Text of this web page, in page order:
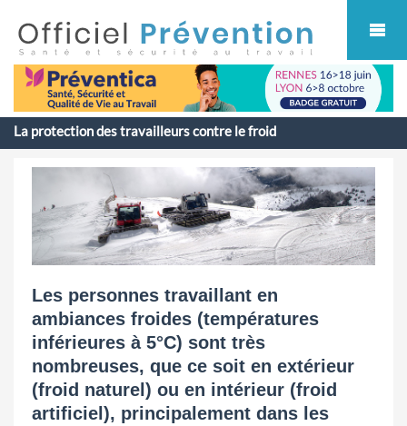
La protection des travailleurs contre le froid
Les personnes travaillant en
ambiances froides (températures
inférieures à 5°C) sont très
nombreuses, que ce soit en extérieur
(froid naturel) ou en intérieur (froid
artificiel), principalement dans les